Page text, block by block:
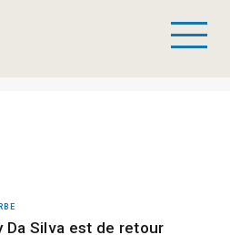
Da Silva est de retour